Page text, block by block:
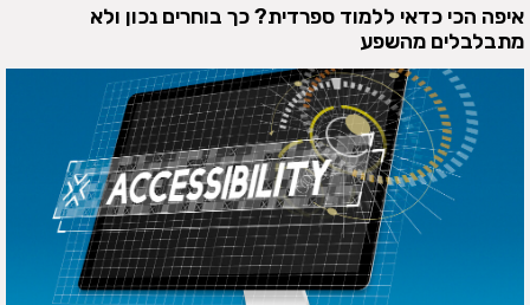
איפה הכי כדאי ללמוד ספרדית? כך בוחרים נכון ולא
מתבלבלים מהשפע